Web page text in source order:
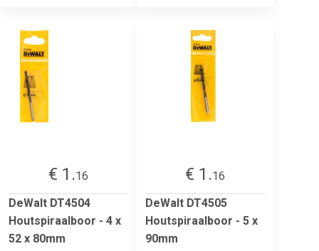
€ 1.16
DeWalt DT4504
Houtspiraalboor - 4 x
52 x 80mm
€ 1.16
DeWalt DT4505
Houtspiraalboor - 5 x
90mm